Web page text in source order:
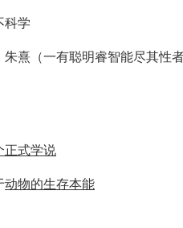
科学
朱熹（一有聪明睿智能尽其性
正式学说
动物的生存本能